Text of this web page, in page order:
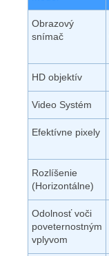
Obrazový
snímač
HD objektív
Video Systém
Efektívne pixely
Rozlíšenie
(Horizontálne)
Odolnosť voči
poveternostným
vplyvom